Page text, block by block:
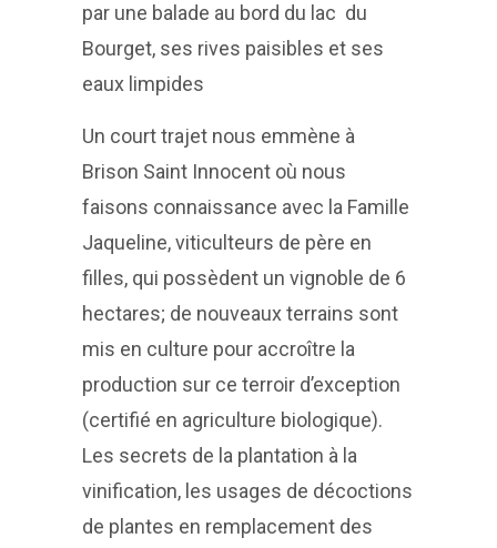
par une balade au bord du lac du
Bourget, ses rives paisibles et ses
eaux limpides
Un court trajet nous emmène à
Brison Saint Innocent où nous
faisons connaissance avec la Famille
Jaqueline, viticulteurs de père en
filles, qui possèdent un vignoble de 6
hectares; de nouveaux terrains sont
mis en culture pour accroître la
production sur ce terroir d’exception
(certifié en agriculture biologique).
Les secrets de la plantation à la
vinification, les usages de décoctions
de plantes en remplacement des